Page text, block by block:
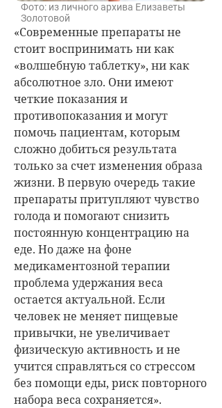
Фото: из личного архива Елизаветы
Золотовой
«Современные препараты не
стоит воспринимать ни как
«волшебную таблетку», ни как
абсолютное зло. Они имеют
четкие показания и
противопоказания и могут
помочь пациентам, которым
сложно добиться результата
только за счет изменения образа
жизни. В первую очередь такие
препараты притупляют чувство
голода и помогают снизить
постоянную концентрацию на
еде. Но даже на фоне
медикаментозной терапии
проблема удержания веса
остается актуальной. Если
человек не меняет пищевые
привычки, не увеличивает
физическую активность и не
учится справляться со стрессом
без помощи еды, риск повторного
набора веса сохраняется».